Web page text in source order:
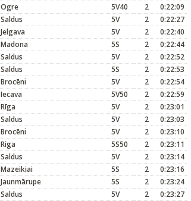
Ogre 5V40 2
0:22:09
Saldus 5V 2
0:22:27
Jelgava 5V 2
0:22:40
Madona 5S 2
0:22:44
Saldus 5V 2
0:22:52
Saldus 5S 2
0:22:53
Brocēni 5V 2
0:22:54
Iecava 5V50 2
0:22:59
Rīga 5V 2
0:23:01
Saldus 5V 2
0:23:03
Brocēni 5V 2
0:23:10
Riga 5S50 2
0:23:11
Saldus 5V 2
0:23:14
Mazeikiai 5S 2
0:23:16
Jaunmārupe 5S 2
0:23:24
Saldus 5V 2
0:23:27